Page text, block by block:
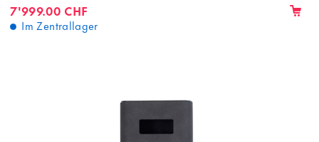
7'999.00 CHF
Im Zentrallager